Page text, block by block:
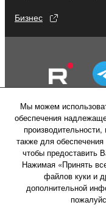
Бизнес
Мы можем
обеспечения
также для
чтобы предоставить
Нажимая «Принять
файлов куки и
дополнительной